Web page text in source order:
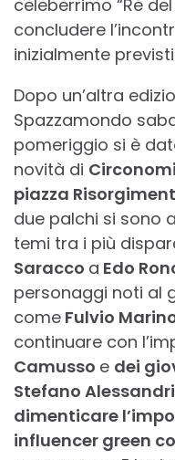
celeberrimo “Re
concludere
inizialmente
Dopo un’altra
Spazzamondo
pomeriggio si è
novità di
piazza
due palchi si sono
temi tra i più
Saracco a Edo
personaggi noti al
come Fulvio
continuare con
Camusso e dei
Stefano
dimenticare
influencer green